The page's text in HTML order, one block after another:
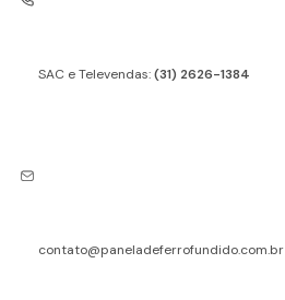
SAC e Televendas:(31) 2626-1384
contato@paneladeferrofundido.com.br